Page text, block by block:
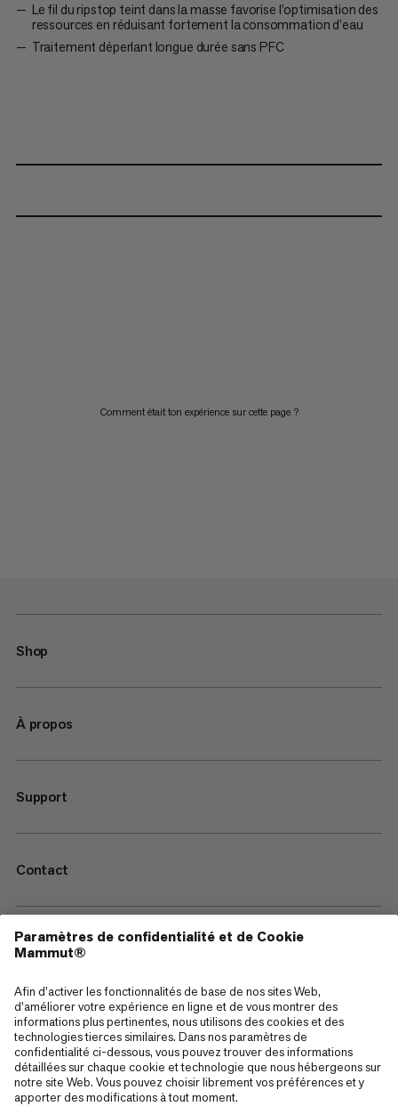
Le fil du ripstop teint dans la masse favorise l’optimisation des
ressources en réduisant fortement la consommation d’eau
Traitement déperlant longue durée sans PFC
Comment était ton expérience sur cette page ?
Shop
À propos
Support
Contact
—
Sitemap